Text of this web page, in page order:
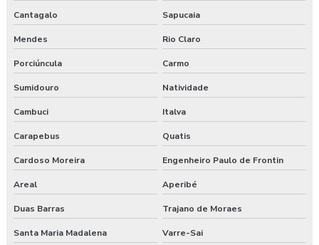
Empresa de prestação de serviços de segurança do trabalho
Empresa prestadora de serviços de segurança do trabalho
Empresa que faz exame admissional
Empresa que faz pgr
Empresa de saúde e segurança do trabalho
Empresa de treinamento segurança do trabalho
Empresas de segurança e saúde do trabalho
Cantagalo Sapucaia
Mendes Rio Claro
Porciúncula Carmo
Sumidouro Natividade
Cambuci Italva
Carapebus Quatis
Cardoso Moreira Engenheiro Paulo de Frontin
Areal Aperibé
Duas Barras Trajano de Moraes
Santa Maria Madalena Varre-Sai